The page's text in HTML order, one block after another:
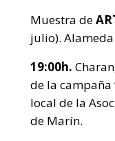
Muestra de
julio). Alameda
19:00h.
de la campaña
local de la
de Marín.